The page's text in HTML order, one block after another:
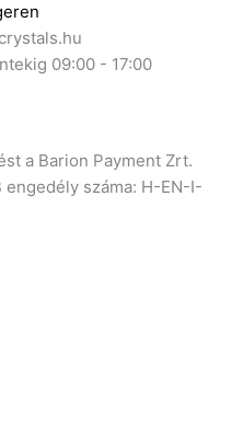
09:00 - 17:00
a Barion Payment Zrt.
engedély száma: H-EN-I-